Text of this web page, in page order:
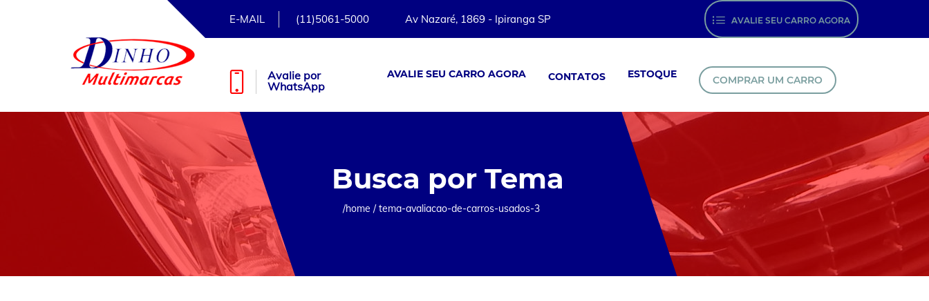
E-MAIL (11)5061-5000 Av Nazaré, 1869 - Ipiranga SP AVALIE SEU CARRO AGORA
Avalie por
WhatsApp
AVALIE SEU CARRO AGORA CONTATOS ESTOQUE COMPRAR UM CARRO
Busca por Tema
/home / tema-avaliacao-de-carros-usados-3